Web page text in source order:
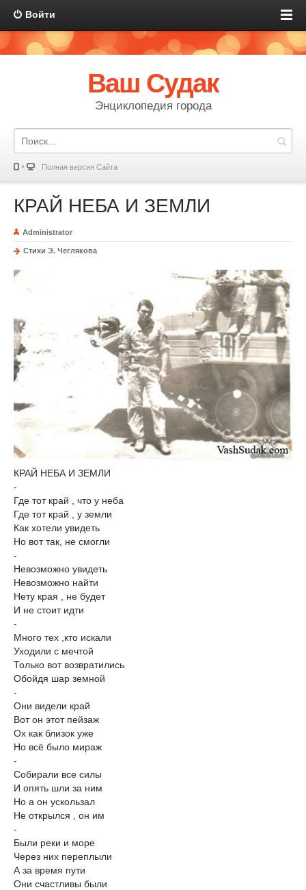
Войти
Ваш Судак
Энциклопедия города
Полная версия Сайта
КРАЙ НЕБА И ЗЕМЛИ
Administrator
Стихи Э. Чеглякова
КРАЙ НЕБА И ЗЕМЛИ
-
Где тот край , что у неба
Где тот край , у земли
Как хотели увидеть
Но вот так, не смогли
-
Невозможно увидеть
Невозможно найти
Нету края , не будет
И не стоит идти
-
Много тех ,кто искали
Уходили с мечтой
Только вот возвратились
Обойдя шар земной
-
Они видели край
Вот он этот пейзаж
Ох как близок уже
Но всё было мираж
-
Собирали все силы
И опять шли за ним
Но а он ускользал
Не открылся , он им
-
Были реки и море
Через них переплыли
А за время пути
Они счастливы были